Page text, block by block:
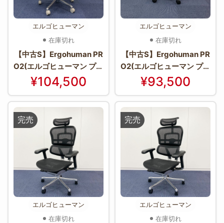
エルゴヒューマン
在庫切れ
【中古S】Ergohuman PR
O2(エルゴヒューマン プロ
2) EHP2-HAM-WH(GYfr
ame)【＊使用期間：2週
間程度＊】
¥104,500
エルゴヒューマン
在庫切れ
【中古S】Ergohuman PR
O2(エルゴヒューマン プロ
2) EHP2-HAM-BK(BKfra
me)【＊使用期間：3ヶ月
程度＊】.
¥93,500
完売
エルゴヒューマン
在庫切れ
完売
エルゴヒューマン
在庫切れ